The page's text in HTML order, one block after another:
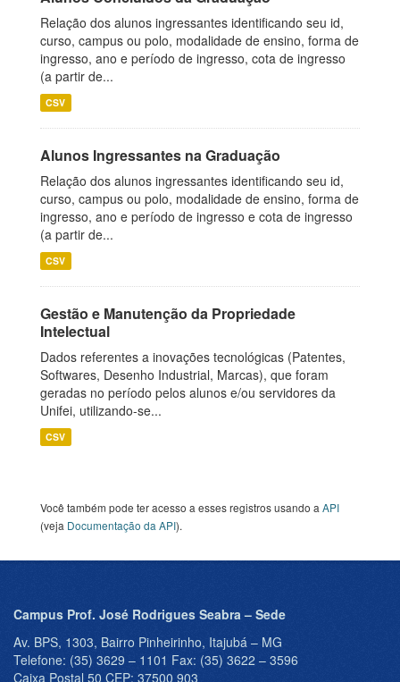
Relação dos alunos ingressantes identificando seu id,
curso, campus ou polo, modalidade de ensino, forma de
ingresso, ano e período de ingresso, cota de ingresso
(a partir de...
CSV
Alunos Ingressantes na Graduação
Relação dos alunos ingressantes identificando seu id,
curso, campus ou polo, modalidade de ensino, forma de
ingresso, ano e período de ingresso e cota de ingresso
(a partir de...
CSV
Gestão e Manutenção da Propriedade
Intelectual
Dados referentes a inovações tecnológicas (Patentes,
Softwares, Desenho Industrial, Marcas), que foram
geradas no período pelos alunos e/ou servidores da
Unifei, utilizando-se...
CSV
Você também pode ter acesso a esses registros usando a API
(veja Documentação da API).
Campus Prof. José Rodrigues Seabra – Sede
Av. BPS, 1303, Bairro Pinheirinho, Itajubá – MG
Telefone: (35) 3629 – 1101 Fax: (35) 3622 – 3596
Caixa Postal 50 CEP: 37500 903